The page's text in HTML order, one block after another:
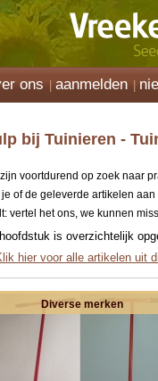
ons aanmelden
bij Tuinieren -
voortdurend op zoek naar
je of de geleverde artikelen
vertel het ons, we kunnen
is overzichtelijk
hier voor alle artikelen uit
Diverse merken